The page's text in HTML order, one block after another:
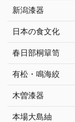
新潟漆器
日本の食文化
春日部桐簞笥
有松・鳴海絞
木曽漆器
本場大島紬